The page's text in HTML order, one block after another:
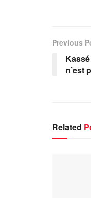
Previous
n’est
Related